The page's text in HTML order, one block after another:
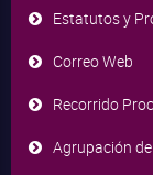
Estatutos y
Correo Web
Recorrido
Agrupación